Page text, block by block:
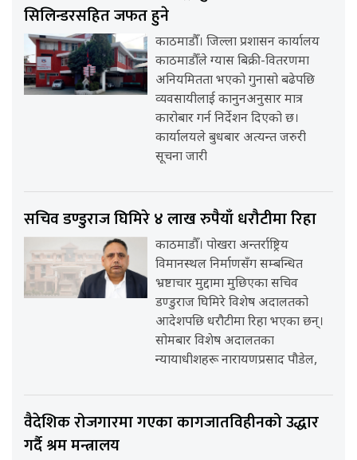
सिलिन्डरसहित जफत हुने
काठमाडौँ। जिल्ला प्रशासन कार्यालय
काठमाडौँले ग्यास बिक्री-वितरणमा
अनियमितता भएको गुनासो बढेपछि
व्यवसायीलाई कानुनअनुसार मात्र
कारोबार गर्न निर्देशन दिएको छ।
कार्यालयले बुधबार अत्यन्त जरुरी
सूचना जारी
सचिव डण्डुराज घिमिरे ४ लाख रुपैयाँ धरौटीमा रिहा
काठमाडौँ। पोखरा अन्तर्राष्ट्रिय
विमानस्थल निर्माणसँग सम्बन्धित
भ्रष्टाचार मुद्दामा मुछिएका सचिव
डण्डुराज घिमिरे विशेष अदालतको
आदेशपछि धरौटीमा रिहा भएका छन्।
सोमबार विशेष अदालतका
न्यायाधीशहरू नारायणप्रसाद पौडेल,
वैदेशिक रोजगारमा गएका कागजातविहीनको उद्धार
गर्दै श्रम मन्त्रालय